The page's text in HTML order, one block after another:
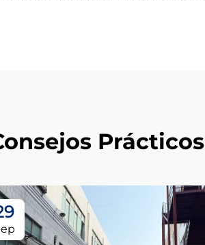
Prácticos